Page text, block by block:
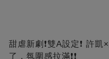
甜虐新劇❗雙A設定❗ 許
了，氛圍感拉滿❗❗